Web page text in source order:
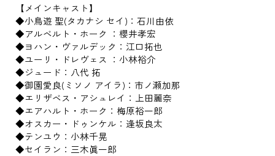
【メインキャスト】
◆小鳥遊 聖(タカナシ セイ)：石川由依
◆アルベルト・ホーク ：櫻井孝宏
◆ヨハン・ヴァルデック：江口拓也
◆ユーリ・ドレヴェス ：小林裕介
◆ジュード：八代 拓
◆御園愛良(ミソノ アイラ)：市ノ瀬加那
◆エリザベス・アシュレイ：上田麗奈
◆エアハルト・ホーク：梅原裕一郎
◆オスカー・ドゥンケル：逢坂良太
◆テンユウ：小林千晃
◆セイラン：三木眞一郎